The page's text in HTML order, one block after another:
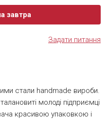
завтра
Задати питання
стали handmade вироби.
молоді підприємці
красивою упаковкою і
мотузки, листівки,